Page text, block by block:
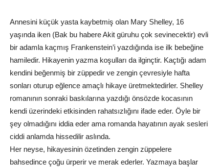
Annesini küçük yasta kaybetmiş olan Mary Shelley, 16
yaşında iken (Bak bu habere Akit güruhu çok sevinecektir) evli
bir adamla kaçmış Frankenstein’i yazdığında ise ilk bebeğine
hamiledir. Hikayenin yazma koşulları da ilginçtir. Kaçtığı adam
kendini beğenmiş bir züppedir ve zengin çevresiyle hafta
sonları oturup eğlence amaçlı hikaye üretmektedirler. Shelley
romanının sonraki baskılarına yazdığı önsözde kocasının
kendi üzerindeki etkisinden rahatsızlığını ifade eder. Öyle bir
şey olmadığını iddia eder ama romanda hayatının ayak sesleri
ciddi anlamda hissedilir aslında.
Her neyse, hikayesinin özetinden zengin züppelere
bahsedince çoğu ürperir ve merak ederler. Yazmaya başlar